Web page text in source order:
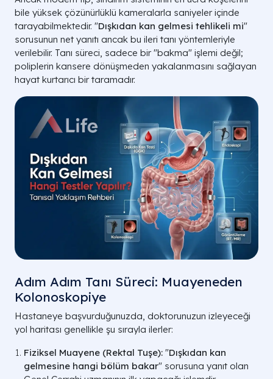
bile yüksek çözünürlüklü kameralarla saniyeler içinde
tarayabilmektedir. "Dışkıdan kan gelmesi tehlikeli mi"
sorusunun net yanıtı ancak bu ileri tanı yöntemleriyle
verilebilir. Tanı süreci, sadece bir "bakma" işlemi değil;
poliplerin kansere dönüşmeden yakalanmasını sağlayan
hayat kurtarıcı bir taramadır.
Adım Adım Tanı Süreci: Muayeneden
Kolonoskopiye
Hastaneye başvurduğunuzda, doktorunuzun izleyeceği
yol haritası genellikle şu sırayla ilerler:
Fiziksel Muayene (Rektal Tuşe): "Dışkıdan kan
gelmesine hangi bölüm bakar" sorusuna yanıt olan